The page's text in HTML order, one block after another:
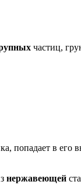
частиц,
попадает в его
нержавеющей